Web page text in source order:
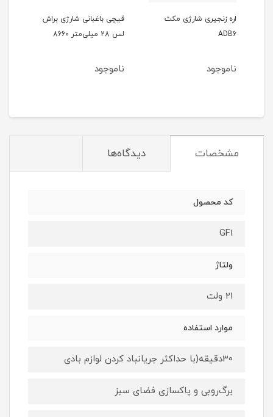
اره زنجیری شارژی مکث
ADB6
ناموجود
قیچی باغبانی شارژی براش
لس 28 میلی‌متر 8660
ناموجود
مشخصات دیدگاه‌ها
کد محصول
GF1
ولتاژ
21 ولت
موارد استفاده
30دقیقه(با حداکثر جریانباد کردن لوازم بادی
برگ‌روبی و پاکسازی فضای سبز